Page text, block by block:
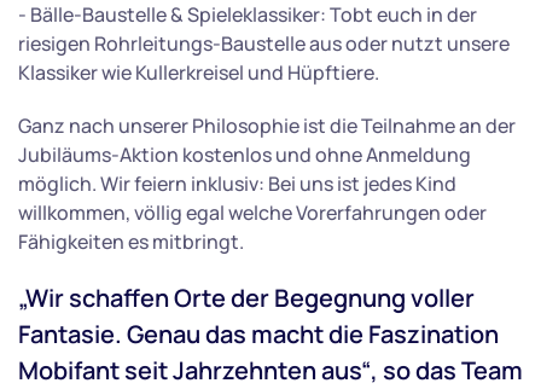
- Bälle-Baustelle & Spieleklassiker: Tobt euch in der
riesigen Rohrleitungs-Baustelle aus oder nutzt unsere
Klassiker wie Kullerkreisel und Hüpftiere.
Ganz nach unserer Philosophie ist die Teilnahme an der
Jubiläums-Aktion kostenlos und ohne Anmeldung
möglich. Wir feiern inklusiv: Bei uns ist jedes Kind
willkommen, völlig egal welche Vorerfahrungen oder
Fähigkeiten es mitbringt.
„Wir schaffen Orte der Begegnung voller
Fantasie. Genau das macht die Faszination
Mobifant seit Jahrzehnten aus“, so das Team